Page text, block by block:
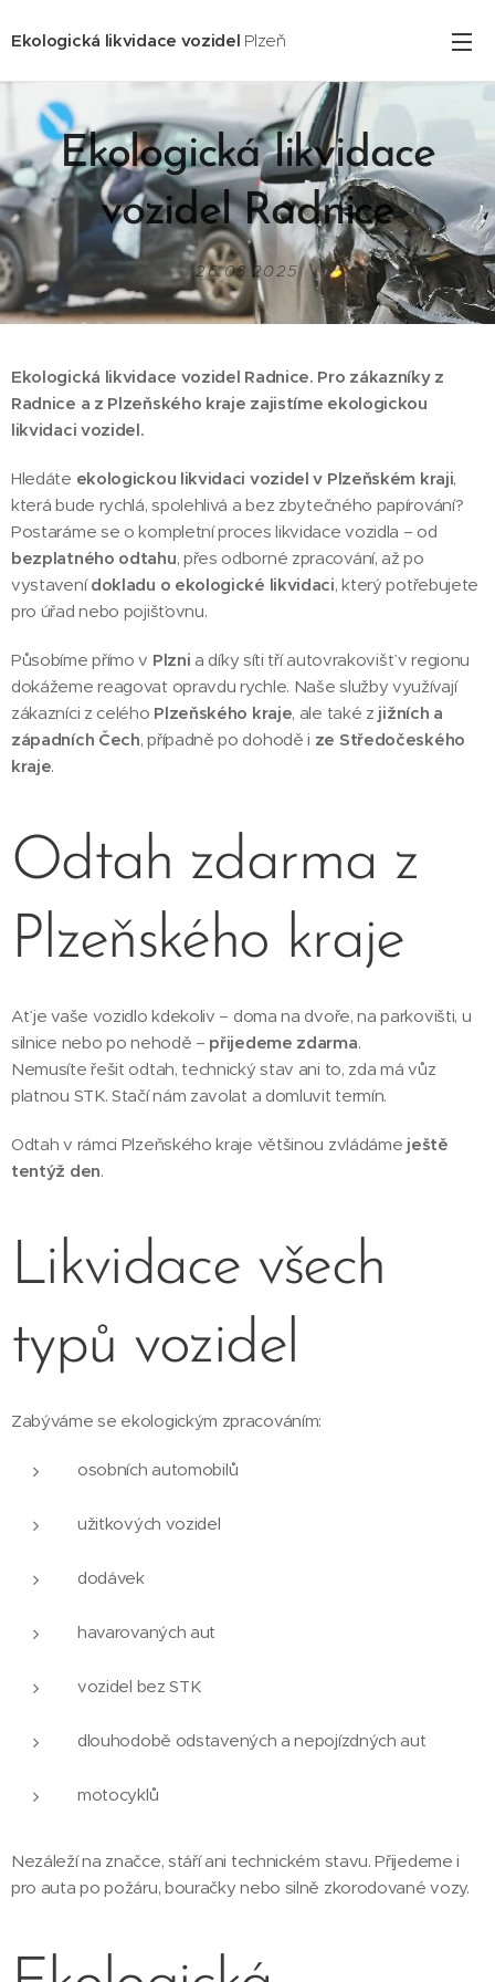
Ekologická likvidace vozidel Plzeň
Ekologická likvidace
vozidel Radnice
26.03.2025
Ekologická likvidace vozidel Radnice. Pro zákazníky z
Radnice a z Plzeňského kraje zajistíme ekologickou
likvidaci vozidel.
Hledáte ekologickou likvidaci vozidel v Plzeňském kraji,
která bude rychlá, spolehlivá a bez zbytečného papírování?
Postaráme se o kompletní proces likvidace vozidla – od
bezplatného odtahu, přes odborné zpracování, až po
vystavenídokladu o ekologické likvidaci, který potřebujete
pro úřad nebo pojišťovnu.
Působíme přímo v Plzni a díky síti tří autovrakovišť v regionu
dokážeme reagovat opravdu rychle. Naše služby využívají
zákazníci z celého Plzeňského kraje, ale také z jižních a
západních Čech, případně po dohodě i ze Středočeského
kraje.
Odtah zdarma z
Plzeňského kraje
Ať je vaše vozidlo kdekoliv – doma na dvoře, na parkovišti, u
silnice nebo po nehodě – přijedeme zdarma.
Nemusíte řešit odtah, technický stav ani to, zda má vůz
platnou STK. Stačí nám zavolat a domluvit termín.
Odtah v rámci Plzeňského kraje většinou zvládáme ještě
tentýž den.
Likvidace všech
typů vozidel
Zabýváme se ekologickým zpracováním:
osobních automobilů
užitkových vozidel
dodávek
havarovaných aut
vozidel bez STK
dlouhodobě odstavených a nepojízdných aut
motocyklů
Nezáleží na značce, stáří ani technickém stavu. Přijedeme i
pro auta po požáru, bouračky nebo silně zkorodované vozy.